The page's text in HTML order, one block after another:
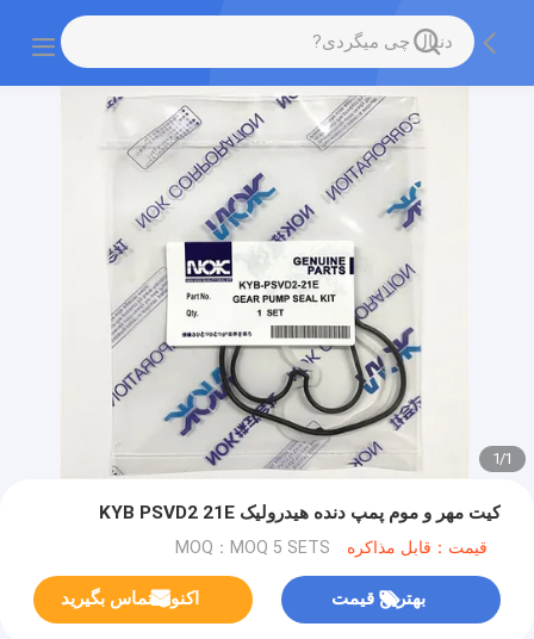
1
/
1
کیت مهر و موم پمپ دنده هیدرولیک KYB PSVD2 21E
قیمت：قابل مذاکره MOQ：MOQ 5 SETS
بهترین قیمت اکنون تماس بگیرید